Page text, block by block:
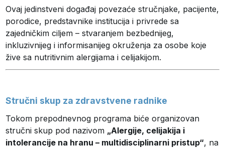
Ovaj jedinstveni događaj povezaće stručnjake, pacijente,
porodice, predstavnike institucija i privrede sa
zajedničkim ciljem – stvaranjem bezbednijeg,
inkluzivnijeg i informisanijeg okruženja za osobe koje
žive sa nutritivnim alergijama i celijakijom.
Stručni skup za zdravstvene radnike
Tokom prepodnevnog programa biće organizovan
stručni skup pod nazivom „Alergije, celijakija i
intolerancije na hranu – multidisciplinarni pristup“, na